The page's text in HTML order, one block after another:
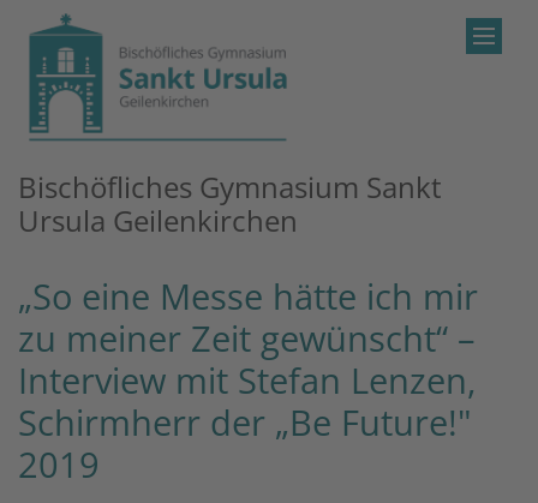
Zum Inhalt springen
Bischöfliches Gymnasium Sankt
Ursula Geilenkirchen
„So eine Messe hätte ich mir
zu meiner Zeit gewünscht“ –
Interview mit Stefan Lenzen,
Schirmherr der „Be Future!"
2019